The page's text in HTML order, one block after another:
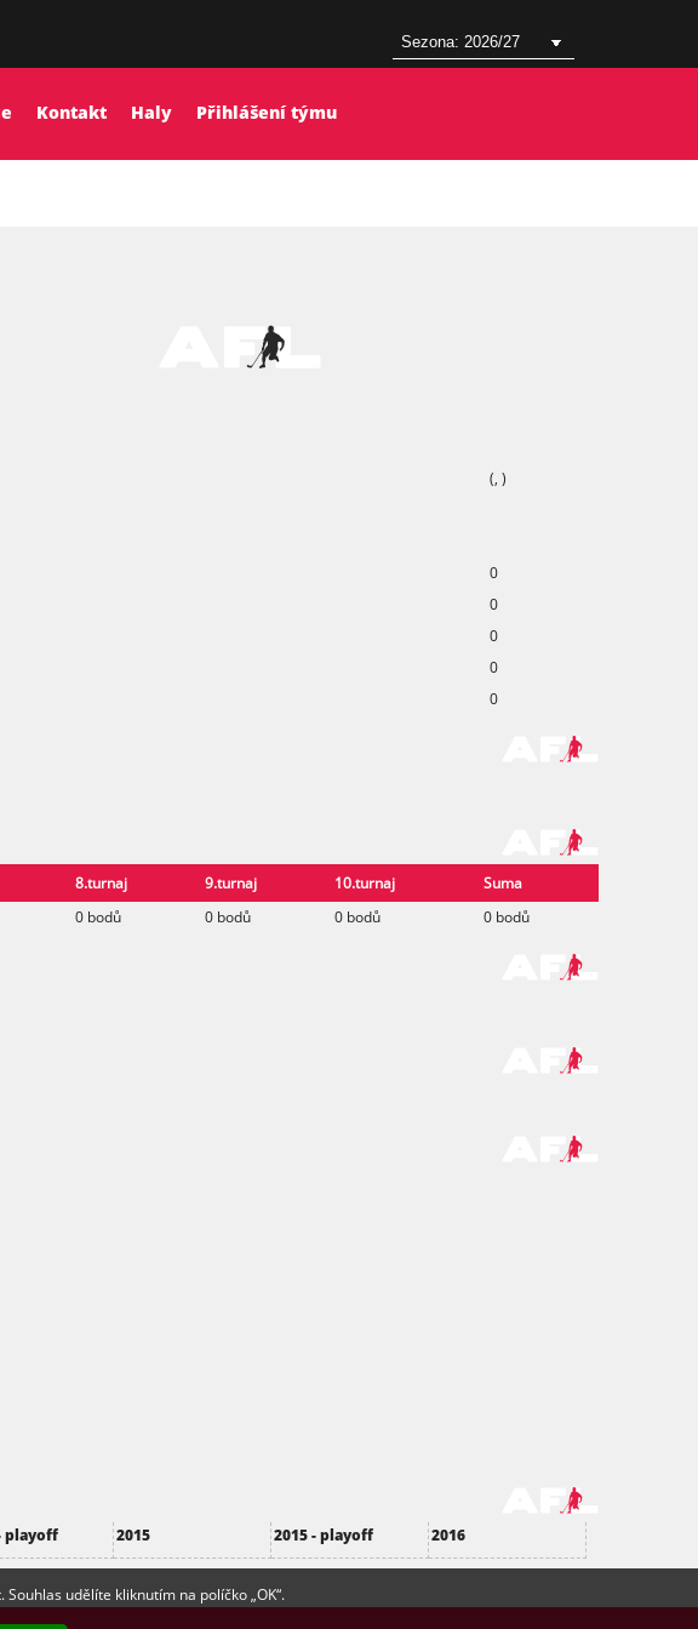
udělíte kliknutím na políčko „OK“.
Kontakt Haly Přihlášení týmu
(, )
0
0
0
0
0
8.turnaj 9.turnaj 10.turnaj
Suma
0 bodů 0 bodů 0 bodů 0 bodů
playoff 2015 2015 - playoff
2016